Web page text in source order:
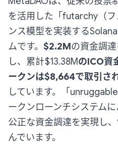
を活用した「futarchy（
ンス模型を実装する
ムです。 $2.2Mの資金調
し、累計$13.38MのICO資
ークンは$8,664で取引さ
しています。「
ークンローンチシステム
公正な資金調達を実現し
んでいます。